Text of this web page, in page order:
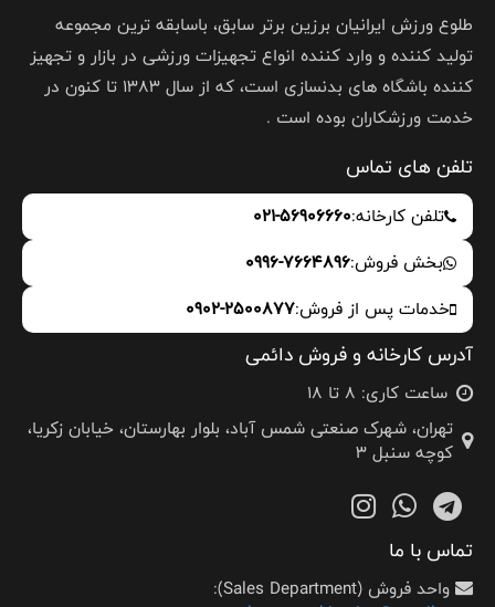
طلوع ورزش ایرانیان برزین برتر سابق، باسابقه ترین مجموعه
تولید کننده و وارد کننده انواع تجهیزات ورزشی در بازار و تجهیز
کننده باشگاه های بدنسازی است، که از سال 1383 تا کنون در
خدمت ورزشکاران بوده است .
تلفن های تماس
تلفن کارخانه:021-56906660
بخش فروش:0996-7664896
خدمات پس از فروش:0902-2500877
آدرس کارخانه و فروش دائمی
ساعت کاری: 8 تا 18
تهران، شهرک صنعتی شمس آباد، بلوار بهارستان، خیابان زکریا،
کوچه سنبل 3
تماس با ما
واحد فروش (Sales Department):